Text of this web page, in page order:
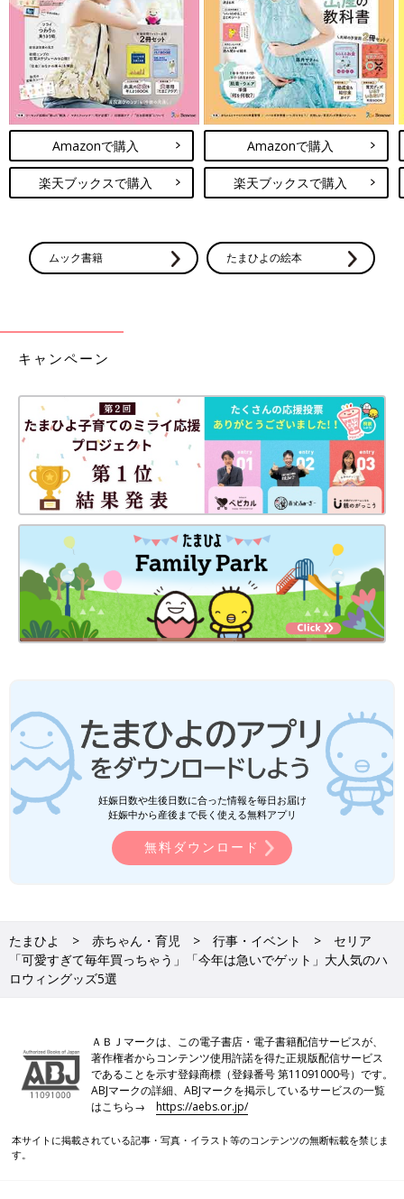
Amazonで購入
楽天ブックスで購入
Amazonで購入
楽天ブックスで購入
ムック書籍 たまひよの絵本
キャンペーン
妊娠日数や生後日数に合った情報を毎日お届け
妊娠中から産後まで長く使える無料アプリ
無料ダウンロード
たまひよ 赤ちゃん・育児 行事・イベント
セリア
「可愛すぎて毎年買っちゃう」「今年は急いでゲット」大人気のハ
ロウィングッズ5選
ＡＢＪマークは、この電子書店・電子書籍配信サービスが、
著作権者からコンテンツ使用許諾を得た正規版配信サービス
であることを示す登録商標（登録番号 第11091000号）です。
ABJマークの詳細、ABJマークを掲示しているサービスの一覧
はこちら→https://aebs.or.jp/
本サイトに掲載されている記事・写真・イラスト等のコンテンツの無断転載を禁じま
す。